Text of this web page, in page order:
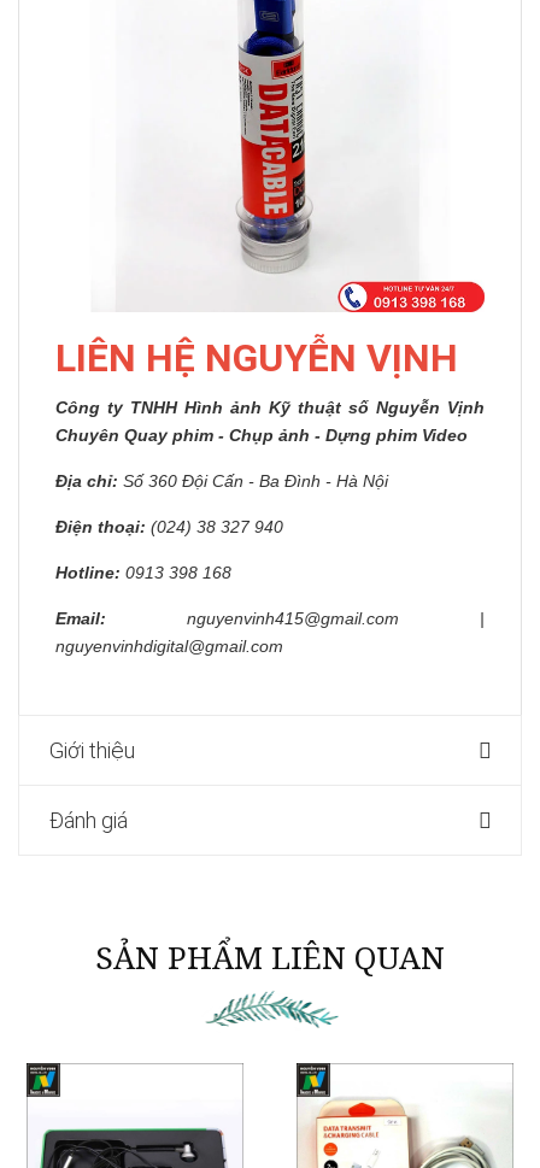
LIÊN HỆ NGUYỄN VỊNH
Công ty TNHH Hình ảnh Kỹ thuật số Nguyễn Vịnh
Chuyên Quay phim - Chụp ảnh - Dựng phim Video
Địa chỉ: Số 360 Đội Cấn - Ba Đình - Hà Nội
Điện thoại: (024) 38 327 940
Hotline: 0913 398 168
Email: nguyenvinh415@gmail.com |
nguyenvinhdigital@gmail.com
Giới thiệu
Đánh giá
SẢN PHẨM LIÊN QUAN